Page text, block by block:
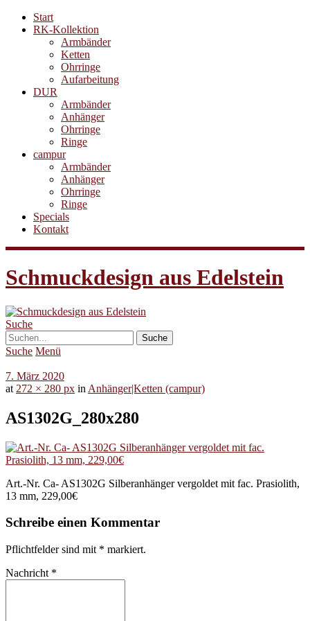
Start
RK-Kollektion
Armbänder
Ketten
Ohrringe
Aufarbeitung
DUR
Armbänder
Anhänger
Ohrringe
Ringe
campur
Armbänder
Anhänger
Ohrringe
Ringe
Specials
Kontakt
Schmuckdesign aus Edelstein
Suche
Suche Menü
7. März 2020
at 272 × 280 px in Anhänger|Ketten (campur)
AS1302G_280x280
Art.-Nr. Ca- AS1302G Silberanhänger vergoldet mit fac. Prasiolith,
13 mm, 229,00€
Schreibe einen Kommentar
Pflichtfelder sind mit * markiert.
Nachricht *